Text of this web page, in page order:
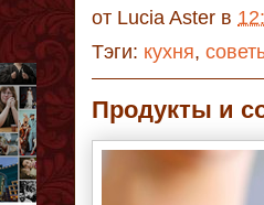
от Lucia Aster в
Тэги: кухня,
Продукты и